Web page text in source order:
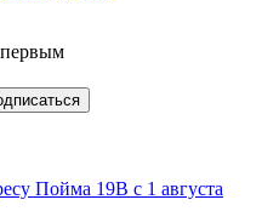
первым
Пойма 19В с 1 августа